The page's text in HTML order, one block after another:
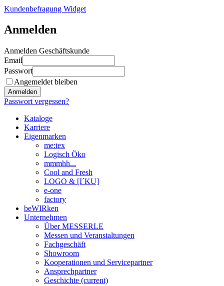
Kundenbefragung Widget
Anmelden
Anmelden Geschäftskunde
Email
Passwort
Angemeldet bleiben
Anmelden
Passwort vergessen?
Kataloge
Karriere
Eigenmarken
me:tex
Logisch Öko
mmmhh...
Cool and Fresh
LOGO & [I´KU]
e-one
factory
beWIRken
Unternehmen
Über MESSERLE
Messen und Veranstaltungen
Fachgeschäft
Showroom
Kooperationen und Servicepartner
Ansprechpartner
Geschichte (current)